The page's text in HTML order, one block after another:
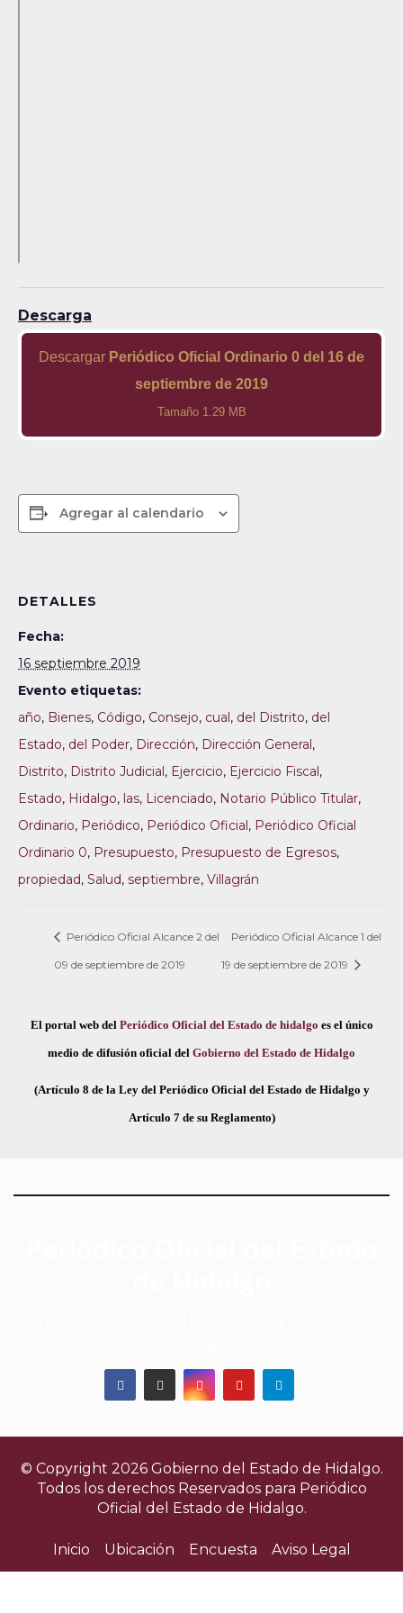
Descarga
Descargar Periódico Oficial Ordinario 0 del 16 de
septiembre de 2019
Tamaño 1.29 MB
Agregar al calendario
DETALLES
Fecha:
16 septiembre 2019
Evento etiquetas:
año, Bienes, Código, Consejo, cual, del Distrito, del
Estado, del Poder, Dirección, Dirección General,
Distrito, Distrito Judicial, Ejercicio, Ejercicio Fiscal,
Estado, Hidalgo, las, Licenciado, Notario Público Titular,
Ordinario, Periódico, Periódico Oficial, Periódico Oficial
Ordinario 0, Presupuesto, Presupuesto de Egresos,
propiedad, Salud, septiembre, Villagrán
Periódico Oficial Alcance 2 del
09 de septiembre de 2019
Periódico Oficial Alcance 1 del
19 de septiembre de 2019
El portal web del Periódico Oficial del Estado de hidalgo es el único
medio de difusión oficial del Gobierno del Estado de Hidalgo
(Artículo 8 de la Ley del Periódico Oficial del Estado de Hidalgo y
Artículo 7 de su Reglamento)
© Copyright 2026 Gobierno del Estado de Hidalgo.
Todos los derechos Reservados para Periódico
Oficial del Estado de Hidalgo.
Inicio Ubicación Encuesta Aviso Legal